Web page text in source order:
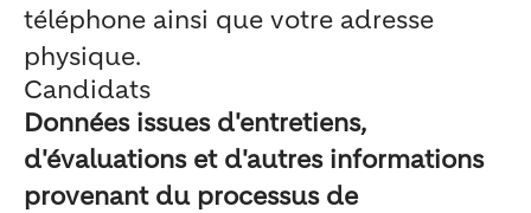
téléphone ainsi que votre adresse
physique.
Candidats
Données issues d'entretiens,
d'évaluations et d'autres informations
provenant du processus de